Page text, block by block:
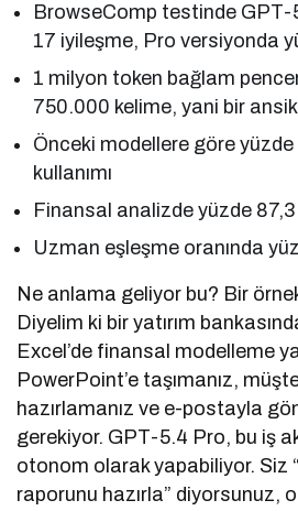
BrowseComp testinde GPT-
17 iyileşme, Pro versiyonda
1 milyon token bağlam
750.000 kelime, yani bir
Önceki modellere göre
kullanımı
Finansal analizde yüzde
Uzman eşleşme oranında
Ne anlama geliyor bu? Bir
Diyelim ki bir yatırım
Excel’de finansal modelleme
PowerPoint’e taşımanız,
hazırlamanız ve e-postayla
gerekiyor. GPT-5.4 Pro, bu iş
otonom olarak yapabiliyor. Siz
raporunu hazırla” diyorsunuz, o